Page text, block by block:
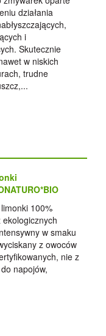
działania
i
Skutecznie
w niskich
trudne
100%
ekologicznych
w smaku
z owoców
nie z
napojów,